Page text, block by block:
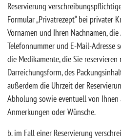
Reservierung
Formular „Privatrezept“ bei privater
Vornamen und Ihren Nachnamen,
Telefonnummer und E-Mail-Adresse
die Medikamente, die Sie
Darreichungsform, des
außerdem die Uhrzeit der
Abholung sowie eventuell von Ihnen
Anmerkungen oder Wünsche.
b. im Fall einer Reservierung